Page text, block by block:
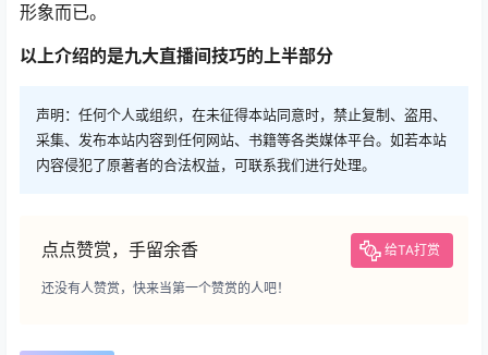
形象而已。
以上介绍的是九大直播间技巧的上半部分
声明：任何个人或组织，在未征得本站同意时，禁止复制、盗用、
采集、发布本站内容到任何网站、书籍等各类媒体平台。如若本站
内容侵犯了原著者的合法权益，可联系我们进行处理。
点点赞赏，手留余香 给TA打赏
还没有人赞赏，快来当第一个赞赏的人吧！